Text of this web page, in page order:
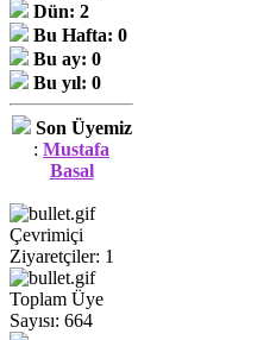
Dün: 2
Bu Hafta: 0
Bu ay: 0
Bu yıl: 0
Son Üyemiz
: Mustafa
Basal
Çevrimiçi
Ziyaretçiler: 1
Toplam Üye
Sayısı: 664